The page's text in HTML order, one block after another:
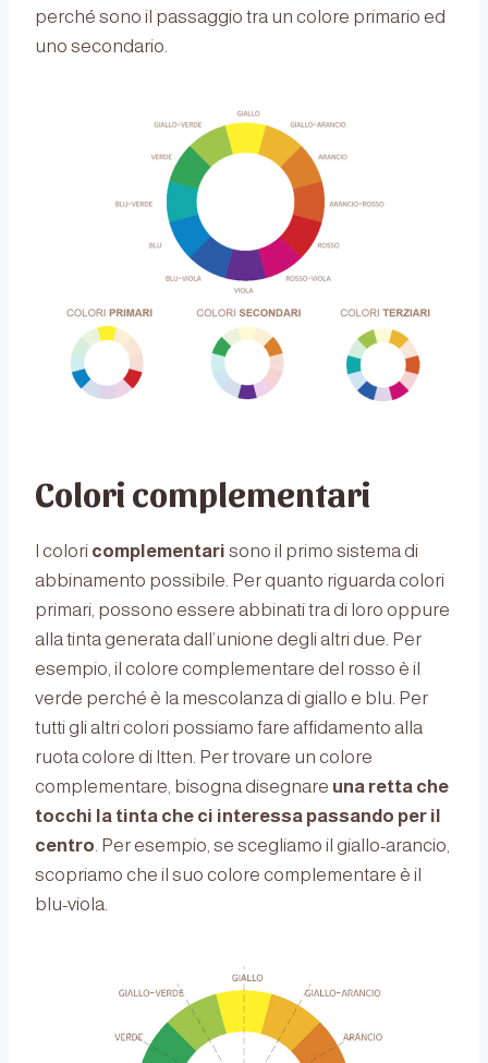
perché sono il passaggio tra un colore primario ed
uno secondario.
Colori complementari
I colori complementari sono il primo sistema di
abbinamento possibile. Per quanto riguarda colori
primari, possono essere abbinati tra di loro oppure
alla tinta generata dall’unione degli altri due. Per
esempio, il colore complementare del rosso è il
verde perché è la mescolanza di giallo e blu. Per
tutti gli altri colori possiamo fare affidamento alla
ruota colore di Itten. Per trovare un colore
complementare, bisogna disegnare una retta che
tocchi la tinta che ci interessa passando per il
centro. Per esempio, se scegliamo il giallo-arancio,
scopriamo che il suo colore complementare è il
blu-viola.